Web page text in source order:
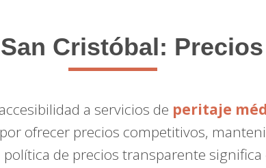
Cristóbal:
a servicios de peritaje
ofrecer precios competitivos,
de precios transparente